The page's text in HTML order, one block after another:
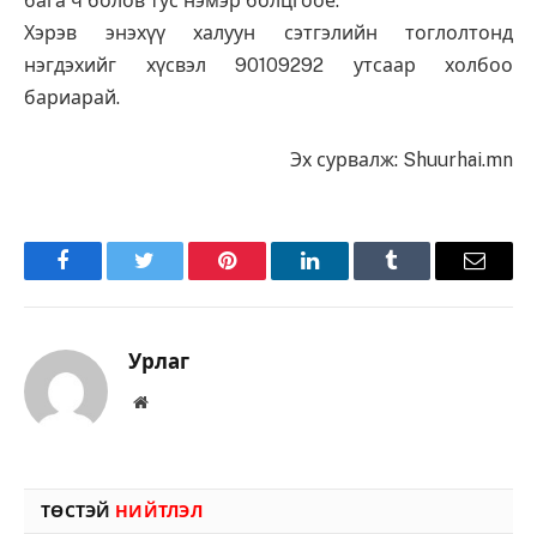
Хэрэв энэхүү халуун сэтгэлийн тоглолтонд
нэгдэхийг хүсвэл 90109292 утсаар холбоо
бариарай.
Эх сурвалж: Shuurhai.mn
FacebookTwitter Pinterest LinkedInTumblr Имэйл
Урлаг
Вэбсайт
ТӨСТЭЙ НИЙТЛЭЛ